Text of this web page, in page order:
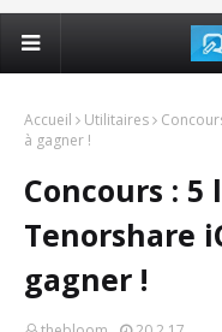
Accueil Utilitaires
à gagner !
Concours : 5
Tenorshare
gagner !